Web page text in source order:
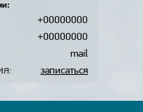
+00000000
+00000000
mail
записаться